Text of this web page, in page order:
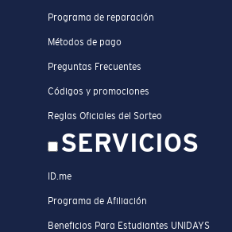
Programa de reparación
Métodos de pago
Preguntas Frecuentes
Códigos y promociones
Reglas Oficiales del Sorteo
SERVICIOS
ID.me
Programa de Afiliación
Beneficios Para Estudiantes UNIDAYS